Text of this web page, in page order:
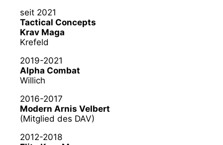
seit 2021
Tactical Concepts
Krav Maga
Krefeld
2019-2021
Alpha Combat
Willich
2016-2017
Modern Arnis Velbert
(Mitglied des DAV)
2012-2018